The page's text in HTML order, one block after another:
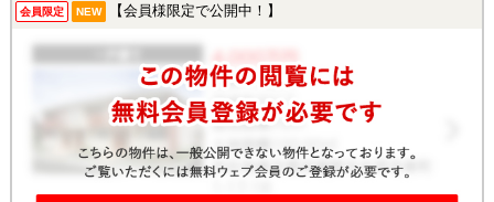
会員限定 NEW 【会員様限定で公開中！】